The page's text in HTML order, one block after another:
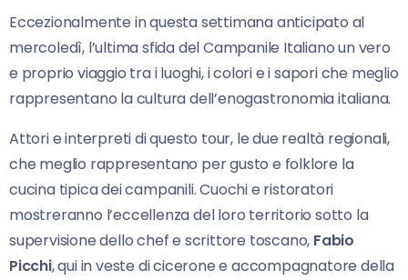
Eccezionalmente in questa settimana anticipato al
mercoledì, l’ultima sfida del Campanile Italiano un vero
e proprio viaggio tra i luoghi, i colori e i sapori che meglio
rappresentano la cultura dell’enogastronomia italiana.
Attori e interpreti di questo tour, le due realtà regionali,
che meglio rappresentano per gusto e folklore la
cucina tipica dei campanili. Cuochi e ristoratori
mostreranno l’eccellenza del loro territorio sotto la
supervisione dello chef e scrittore toscano, Fabio
Picchi, qui in veste di cicerone e accompagnatore della